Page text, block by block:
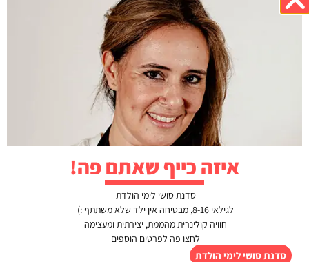
עוגיות שורט ברד קפה קארי מסמאן עם רצועות בקר
כתיבת תגובה
האימייל לא יוצג באתר.שדות החובה מסומנים
התגובה שלך*
איזה כייף שאתם פה!
סדנת סושי לימי הולדת
לגילאי 8-16, מבטיחה אין ילד שלא משתתף :)
חוויה קולינרית מהממת, יצירתית ומעצימה
לחצו פה לפרטים הוספים
סדנת סושי לימי הולדת